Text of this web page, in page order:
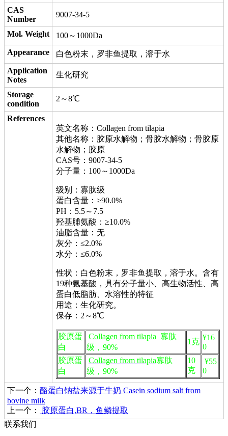
CAS
Number
9007-34-5
Mol. Weight
100～1000Da
Appearance
白色粉末，罗非鱼提取，溶于水
Application
Notes
生化研究
Storage
condition
2～8℃
References
英文名称：Collagen from tilapia
其他名称：胶原水解物；骨胶水解物；骨胶原
水解物；胶原
CAS号：9007-34-5
分子量：100～1000Da
级别：寡肽级
蛋白含量：≥90.0%
PH：5.5～7.5
羟基脯氨酸：≥10.0%
油脂含量：无
灰分：≤2.0%
水分：≤6.0%
性状：白色粉末，罗非鱼提取，溶于水。含有
19种氨基酸，具有分子量小、高生物活性、高
蛋白低脂肪、水溶性的特征
用途：生化研究。
保存：2～8℃
胶原蛋
白
Collagen from tilapia 寡肽
级，90%
1克 ¥16
0
胶原蛋
白
Collagen from tilapia寡肽
级，90%
10
克
¥55
0
下一个： 酪蛋白钠盐来源于牛奶 Casein sodium salt from
bovine milk
上一个：
胶原蛋白,BR，鱼鳞提取
联系我们